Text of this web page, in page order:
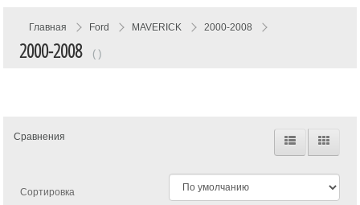
Главная Ford MAVERICK 2000-2008
2000-2008 ( )
Сравнения
Сортировка